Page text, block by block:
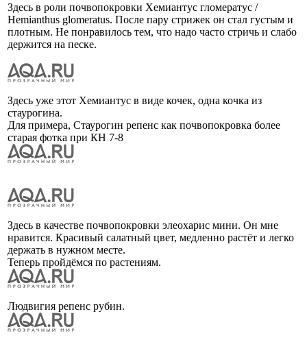
Здесь в роли почвопокровки Хемиантус гломератус /
Hemianthus glomeratus. После пару стрижек он стал густым и
плотным. Не понравилось тем, что надо часто стричь и слабо
держится на песке.
Здесь уже этот Хемиантус в виде кочек, одна кочка из
стаурогина.
Для примера, Стаурогин репенс как почвопокровка более
старая фотка при КН 7-8
Здесь в качестве почвопокровки элеохарис мини. Он мне
нравится. Красивый салатный цвет, медленно растёт и легко
держать в нужном месте.
Теперь пройдёмся по растениям.
Людвигия репенс рубин.